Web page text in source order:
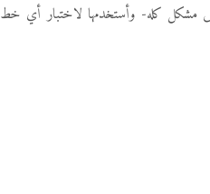
كله- وأستخدمها لاختبار أي خط